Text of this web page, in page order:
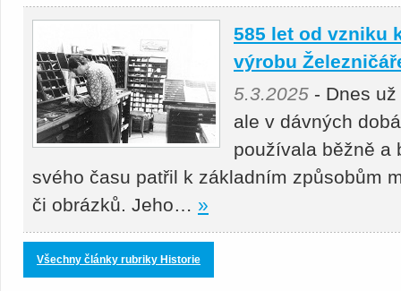
585 let od vzniku
výrobu
5.3.2025 - Dnes
ale v dávných
používala běžně a
svého času patřil k základním způsobům
či obrázků. Jeho… »
Všechny články rubriky Historie